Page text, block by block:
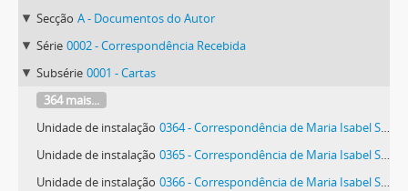
Secção A - Documentos do Autor
Série 0002 - Correspondência Recebida
Subsérie 0001 - Cartas
364 mais...
Unidade de instalação 0364 - Correspondência de Maria Isabel Sobral Meireles
Unidade de instalação 0365 - Correspondência de Maria Isabel Sobral Meireles
Unidade de instalação 0366 - Correspondência de Maria Isabel Sobral Meireles